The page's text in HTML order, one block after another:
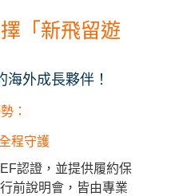
「新飛留遊
外成長夥伴！
：
程守護
認證，並提供履約保
前說明會，皆由專業